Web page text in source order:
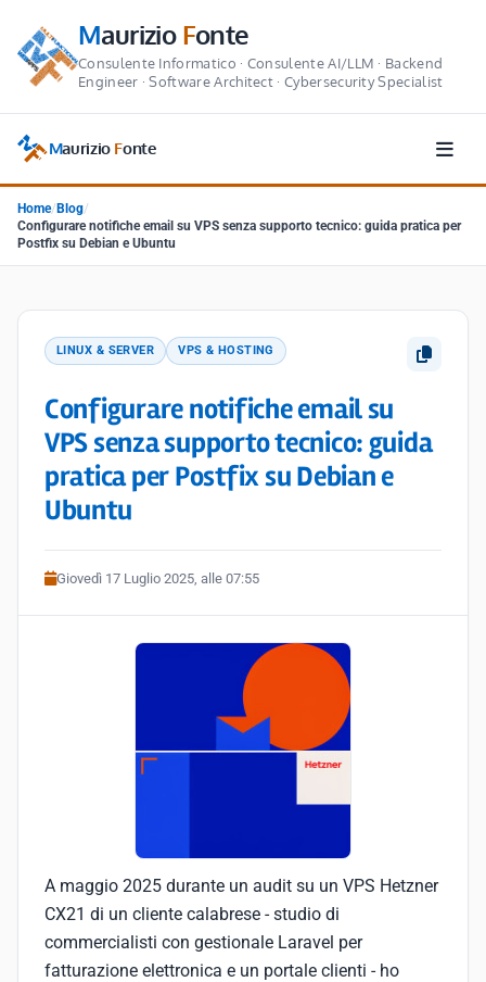
MaurizioFonte
Consulente Informatico · Consulente AI/LLM · Backend
Engineer · Software Architect · Cybersecurity Specialist
Maurizio Fonte
Home/ Blog/
Configurare notifiche email su VPS senza supporto tecnico: guida pratica per
Postfix su Debian e Ubuntu
LINUX & SERVER VPS & HOSTING
Configurare notifiche email su
VPS senza supporto tecnico: guida
pratica per Postfix su Debian e
Ubuntu
Giovedì 17 Luglio 2025, alle 07:55
A maggio 2025 durante un audit su un VPS Hetzner
CX21 di un cliente calabrese - studio di
commercialisti con gestionale Laravel per
fatturazione elettronica e un portale clienti - ho